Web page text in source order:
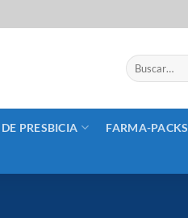
Buscar
por:
PRESBICIA FARMA-PACKS